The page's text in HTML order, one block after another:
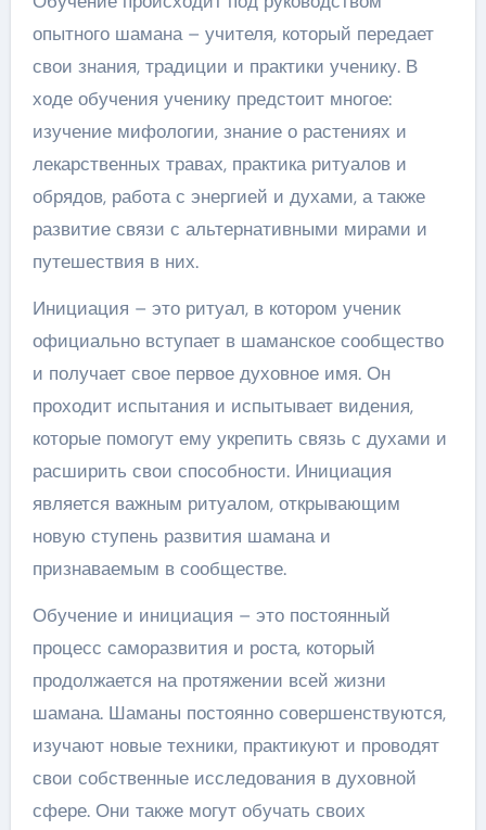
опытного шамана – учителя, который передает
свои знания, традиции и практики ученику. В
ходе обучения ученику предстоит многое:
изучение мифологии, знание о растениях и
лекарственных травах, практика ритуалов и
обрядов, работа с энергией и духами, а также
развитие связи с альтернативными мирами и
путешествия в них.
Инициация – это ритуал, в котором ученик
официально вступает в шаманское сообщество
и получает свое первое духовное имя. Он
проходит испытания и испытывает видения,
которые помогут ему укрепить связь с духами и
расширить свои способности. Инициация
является важным ритуалом, открывающим
новую ступень развития шамана и
признаваемым в сообществе.
Обучение и инициация – это постоянный
процесс саморазвития и роста, который
продолжается на протяжении всей жизни
шамана. Шаманы постоянно совершенствуются,
изучают новые техники, практикуют и проводят
свои собственные исследования в духовной
сфере. Они также могут обучать своих